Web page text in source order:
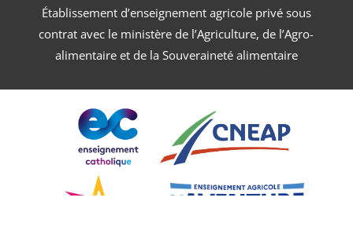
Établissement d’enseignement agricole privé sous
contrat avec le ministère de l’Agriculture, de l’Agro-
alimentaire et de la Souveraineté alimentaire